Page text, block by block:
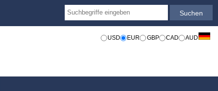
USD EUR GBP CAD AUD